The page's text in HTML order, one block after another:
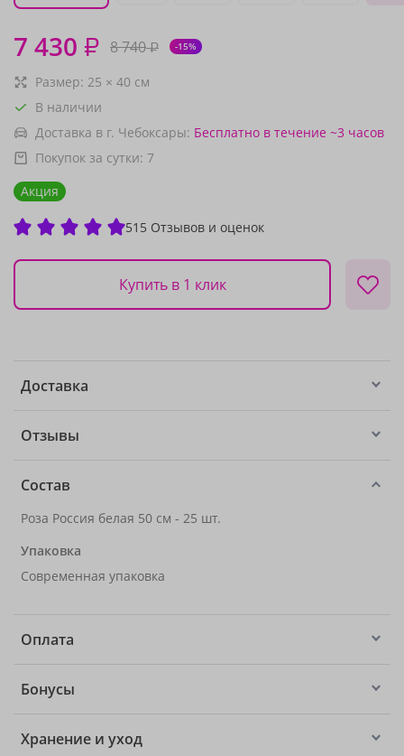
7 430 ₽ 8 740₽ -15%
Размер: 25 × 40 см
В наличии
Доставка в г. Чебоксары: Бесплатно в течение ~3 часов
Покупок за сутки: 7
Акция
515 Отзывов и оценок
Купить в 1 клик
Доставка
Отзывы
Состав
Роза Россия белая 50 см - 25 шт.
Упаковка
Современная упаковка
Оплата
Бонусы
Хранение и уход